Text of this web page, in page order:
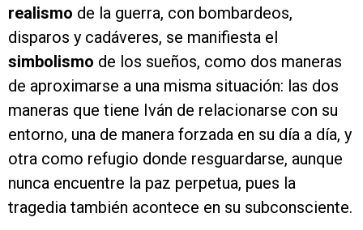
realismo de la guerra, con bombardeos,
disparos y cadáveres, se manifiesta el
simbolismo de los sueños, como dos maneras
de aproximarse a una misma situación: las dos
maneras que tiene Iván de relacionarse con su
entorno, una de manera forzada en su día a día, y
otra como refugio donde resguardarse, aunque
nunca encuentre la paz perpetua, pues la
tragedia también acontece en su subconsciente.